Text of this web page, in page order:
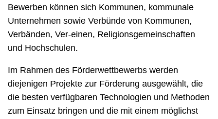
Bewerben können sich Kommunen, kommunale
Unternehmen sowie Verbünde von Kommunen,
Verbänden, Ver-einen, Religionsgemeinschaften
und Hochschulen.
Im Rahmen des Förderwettbewerbs werden
diejenigen Projekte zur Förderung ausgewählt, die
die besten verfügbaren Technologien und Methoden
zum Einsatz bringen und die mit einem möglichst